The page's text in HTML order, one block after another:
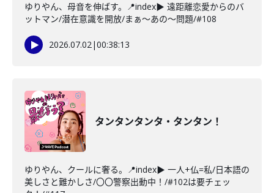
ゆりやん、母音を伸ばす。📍index▶ 遠距離恋愛からのバ
ットマン/潜在意識を開放/まぁ～あの～問題/#108
2026.07.02|00:38:13
タンタンタンタ・タンタン！
ゆりやん、クールに奢る。📍index▶ 一人+仏=私/日本語の
美しさと難かしさ/〇〇警察出動中！/#102は要チェッ